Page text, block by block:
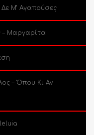
Δε Μ’ Αγαπούσες
Μαργαρίτα
– Όπου Κι Αν